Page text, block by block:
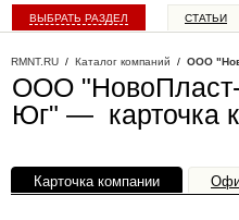
ВЫБРАТЬ РАЗДЕЛ СТАТЬИ
RMNT.RU / Каталог компаний / ООО
ООО
Юг" — карточка
Карточка компании